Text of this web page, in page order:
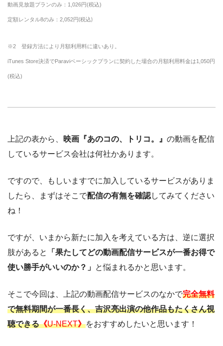
動画見放題プランのみ：1,026円(税込)
定額レンタル8のみ：2,052円(税込)
※2 登録方法により月額利用料に違いあり。
iTunes Store決済でParaviベーシックプランに契約した場合の月額利用料金は1,050円
(税込)
上記の表から、 映画『あのコの、トリコ。』 の動画を配信
しているサービス会社は何社かあります。
ですので、もしいますでに加入しているサービスがありま
したら、まずはそこで配信の有無を確認してみてください
ね！
ですが、いまから新たに加入を考えている方は、逆に選択
肢があると
「果たしてどの動画配信サービスが一番お得で
使い勝手がいいのか？」 と悩まれるかと思います。
そこで今回は、上記の動画配信サービスのなかで完全無料
で無料期間が一番長く、吉沢亮出演の他作品もたくさん視
聴できる《U-NEXT》をおすすめしたいと思います！